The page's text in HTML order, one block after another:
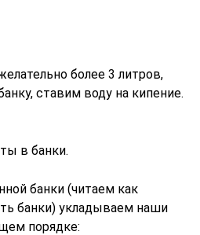
более 3 литров,
ставим воду на кипение.
в банки.
банки (читаем как
банки) укладываем наши
порядке: